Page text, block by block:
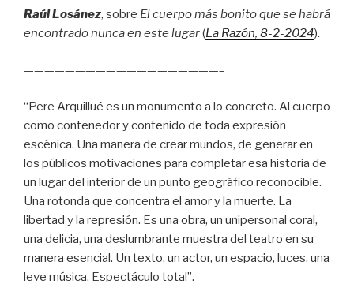
Raúl Losánez, sobre El cuerpo más bonito que se habrá
encontrado nunca en este lugar(La Razón, 8-2-2024).
———————————————————–
“Pere Arquillué es un monumento a lo concreto. Al cuerpo
como contenedor y contenido de toda expresión
escénica. Una manera de crear mundos, de generar en
los públicos motivaciones para completar esa historia de
un lugar del interior de un punto geográfico reconocible.
Una rotonda que concentra el amor y la muerte. La
libertad y la represión. Es una obra, un unipersonal coral,
una delicia, una deslumbrante muestra del teatro en su
manera esencial. Un texto, un actor, un espacio, luces, una
leve música. Espectáculo total”.